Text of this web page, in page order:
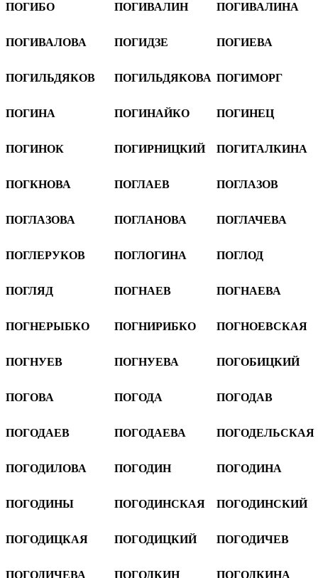
ПОГИБО ПОГИВАЛИН ПОГИВАЛИНА
ПОГИВАЛОВА ПОГИДЗЕ ПОГИЕВА
ПОГИЛЬДЯКОВ ПОГИЛЬДЯКОВА ПОГИМОРГ
ПОГИНА ПОГИНАЙКО ПОГИНЕЦ
ПОГИНОК ПОГИРНИЦКИЙ ПОГИТАЛКИНА
ПОГКНОВА ПОГЛАЕВ ПОГЛАЗОВ
ПОГЛАЗОВА ПОГЛАНОВА ПОГЛАЧЕВА
ПОГЛЕРУКОВ ПОГЛОГИНА ПОГЛОД
ПОГЛЯД ПОГНАЕВ ПОГНАЕВА
ПОГНЕРЫБКО ПОГНИРИБКО ПОГНОЕВСКАЯ
ПОГНУЕВ ПОГНУЕВА ПОГОБИЦКИЙ
ПОГОВА ПОГОДА ПОГОДАВ
ПОГОДАЕВ ПОГОДАЕВА ПОГОДЕЛЬСКАЯ
ПОГОДИЛОВА ПОГОДИН ПОГОДИНА
ПОГОДИНЫ ПОГОДИНСКАЯ ПОГОДИНСКИЙ
ПОГОДИЦКАЯ ПОГОДИЦКИЙ ПОГОДИЧЕВ
ПОГОДИЧЕВА ПОГОДКИН ПОГОДКИНА